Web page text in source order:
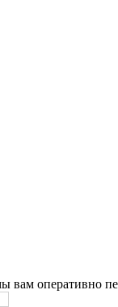
вам оперативно